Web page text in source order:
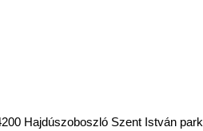
Hajdúszoboszló Szent István park